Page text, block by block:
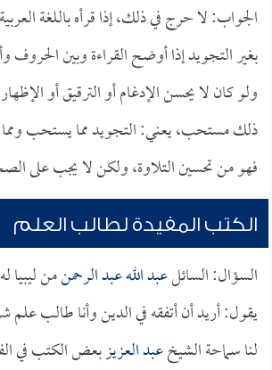
الجواب: لا حرج في ذلك، إذا قرأه باللغة
بغير التجويد إذا أوضح القراءة وبين
ولو كان لا يحسن الإدغام أو الترقيق أو
ذلك مستحب، يعني: التجويد مما يستحب ومما
فهو من تحسين التلاوة، ولكن لا يجب على
الكتب المفيدة لطالب العلم
السؤال: السائلعبد الله عبد الرحمنمن ليبيا
يقول: أريد أن أتفقه في الدين وأنا طالب
لنا سماحة الشيخعبد العزيزبعض الكتب في